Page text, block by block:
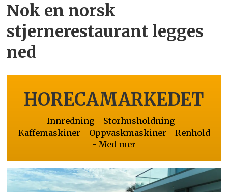
Nok en norsk
stjernerestaurant legges
ned
HORECAMARKEDET
Innredning - Storhusholdning -
Kaffemaskiner - Oppvaskmaskiner - Renhold
- Med mer